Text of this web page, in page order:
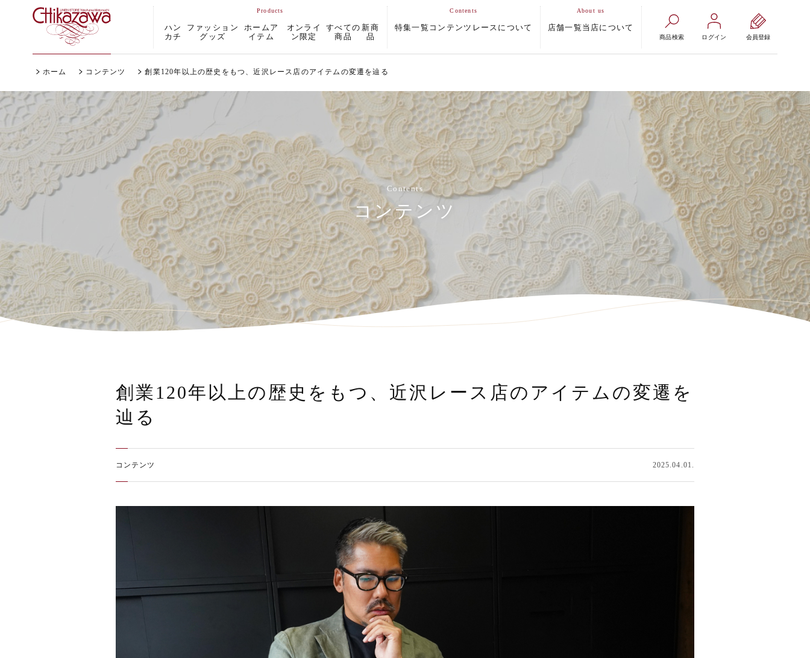
ハン
カチ
ファッション
グッズ
ホームア
イテム
オンライ
ン限定
すべての
商品
新商
品
特集一覧 コンテンツ レースについて 店舗一覧 当店について
商品検索 ログイン 会員登録
ホーム コンテンツ 創業120年以上の歴史をもつ、近沢レース店のアイテムの変遷を辿る
Contents
コンテンツ
創業120年以上の歴史をもつ、近沢レース店のアイテムの変遷を
辿る
コンテンツ 2025.04.01.